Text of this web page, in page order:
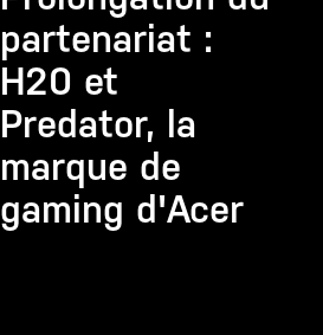
partenariat :
H20 et
Predator, la
marque de
gaming d'Acer